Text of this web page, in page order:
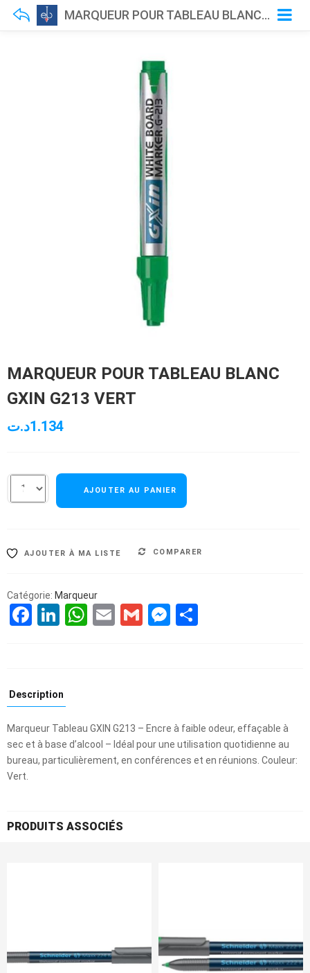
MARQUEUR POUR TABLEAU BLANC GXIN G213 VERT
MARQUEUR POUR TABLEAU BLANC
GXIN G213 VERT
1.134د.ت
AJOUTER AU PANIER
AJOUTER À MA LISTE COMPARER
Catégorie: Marqueur
Facebook
LinkedIn
WhatsApp
EmailGmailMessenger
Description
Marqueur Tableau GXIN G213 – Encre à faible odeur, effaçable à
sec et à base d’alcool – Idéal pour une utilisation quotidienne au
bureau, particulièrement, en conférences et en réunions. Couleur:
Vert.
PRODUITS ASSOCIÉS